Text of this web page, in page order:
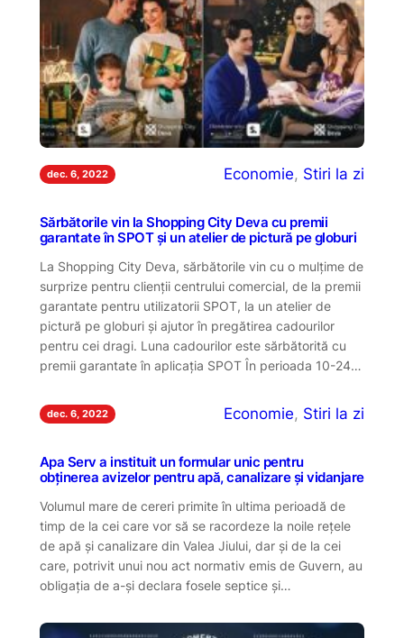
dec. 6, 2022 Economie, Stiri la zi
Sărbătorile vin la Shopping City Deva cu premii
garantate în SPOT și un atelier de pictură pe globuri
La Shopping City Deva, sărbătorile vin cu o mulțime de
surprize pentru clienții centrului comercial, de la premii
garantate pentru utilizatorii SPOT, la un atelier de
pictură pe globuri și ajutor în pregătirea cadourilor
pentru cei dragi. Luna cadourilor este sărbătorită cu
premii garantate în aplicația SPOT În perioada 10-24…
dec. 6, 2022 Economie, Stiri la zi
Apa Serv a instituit un formular unic pentru
obținerea avizelor pentru apă, canalizare și vidanjare
Volumul mare de cereri primite în ultima perioadă de
timp de la cei care vor să se racordeze la noile rețele
de apă și canalizare din Valea Jiului, dar și de la cei
care, potrivit unui nou act normativ emis de Guvern, au
obligația de a-și declara fosele septice și…